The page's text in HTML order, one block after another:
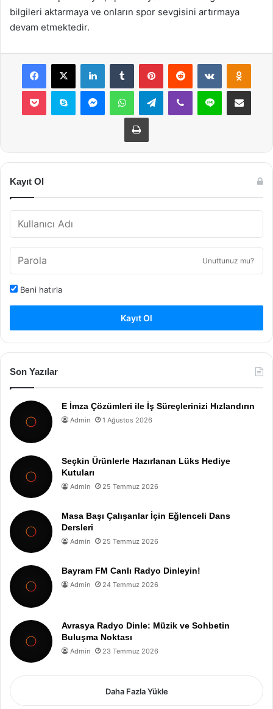
bilgileri aktarmaya ve onların spor sevgisini artırmaya
devam etmektedir.
Facebook
X LinkedInTumblr PinterestReddit VKontakte
Pocket Skype MessengerWhatsAppTelegramViber Line E-Posta ile
Yazdır
Kayıt Ol
Unuttunuz mu?
Beni hatırla
Kayıt Ol
Son Yazılar
E İmza Çözümleri ile İş Süreçlerinizi Hızlandırın
Admin 1 Ağustos 2026
Seçkin Ürünlerle Hazırlanan Lüks Hediye
Kutuları
Admin 25 Temmuz 2026
Masa Başı Çalışanlar İçin Eğlenceli Dans
Dersleri
Admin 25 Temmuz 2026
Bayram FM Canlı Radyo Dinleyin!
Admin 24 Temmuz 2026
Avrasya Radyo Dinle: Müzik ve Sohbetin
Buluşma Noktası
Admin 23 Temmuz 2026
Daha Fazla Yükle